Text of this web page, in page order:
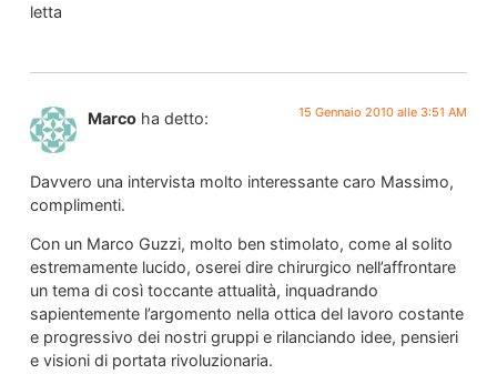
letta
Marco ha detto: 15 Gennaio 2010 alle 3:51 AM
Davvero una intervista molto interessante caro Massimo,
complimenti.
Con un Marco Guzzi, molto ben stimolato, come al solito
estremamente lucido, oserei dire chirurgico nell’affrontare
un tema di così toccante attualità, inquadrando
sapientemente l’argomento nella ottica del lavoro costante
e progressivo dei nostri gruppi e rilanciando idee, pensieri
e visioni di portata rivoluzionaria.